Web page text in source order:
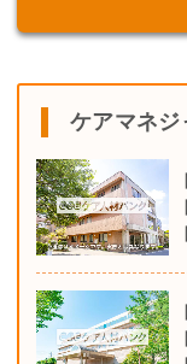
ケアマネジ